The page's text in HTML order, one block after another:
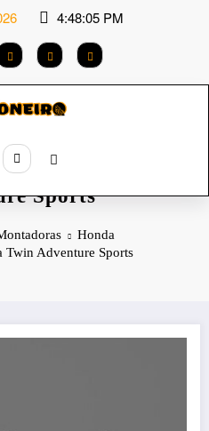
4:48:06 PM
Africa Twin
Sports
Honda
Twin Adventure Sports